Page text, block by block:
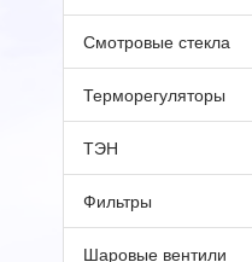
Смотровые стекла
Терморегуляторы
ТЭН
Фильтры
Шаровые вентили